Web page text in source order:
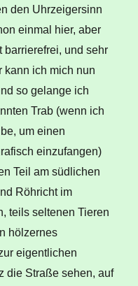
den Uhrzeigersinn
einmal hier, aber
barrierefrei, und sehr
kann ich mich nun
so gelange ich
Trab (wenn ich
um einen
einzufangen)
Teil am südlichen
Röhricht im
teils seltenen Tieren
hölzernes
eigentlichen
die Straße sehen, auf